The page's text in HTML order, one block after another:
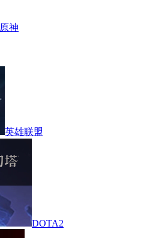
原神
英雄联盟
DOTA2